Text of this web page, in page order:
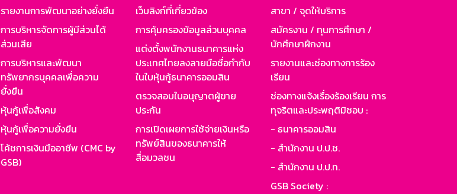
รายงานการพัฒนาอย่างยั่งยืน
การบริหารจัดการผู้มีส่วนได้
ส่วนเสีย
การบริหารและพัฒนา
ทรัพยากรบุคคลเพื่อความ
ยั่งยืน
หุ้นกู้เพื่อสังคม
หุ้นกู้เพื่อความยั่งยืน
โค้ชการเงินมืออาชีพ (CMC by
GSB)
เว็บลิงก์ที่เกี่ยวข้อง
การคุ้มครองข้อมูลส่วนบุคคล
แต่งตั้งพนักงานธนาคารแห่ง
ประเทศไทยลงลายมือชื่อกำกับ
ในใบหุ้นกู้ธนาคารออมสิน
ตรวจสอบใบอนุญาตผู้ขาย
ประกัน
การเปิดเผยการใช้จ่ายเงินหรือ
ทรัพย์สินของธนาคารให้
สื่อมวลชน
สาขา / จุดให้บริการ
สมัครงาน / ทุนการศึกษา /
นักศึกษาฝึกงาน
รายงานและช่องทางการร้อง
เรียน
ช่องทางแจ้งเรื่องร้องเรียน การ
ทุจริตและประพฤติมิชอบ :
- ธนาคารออมสิน
- สำนักงาน ป.ป.ช.
- สำนักงาน ป.ป.ท.
GSB Society :